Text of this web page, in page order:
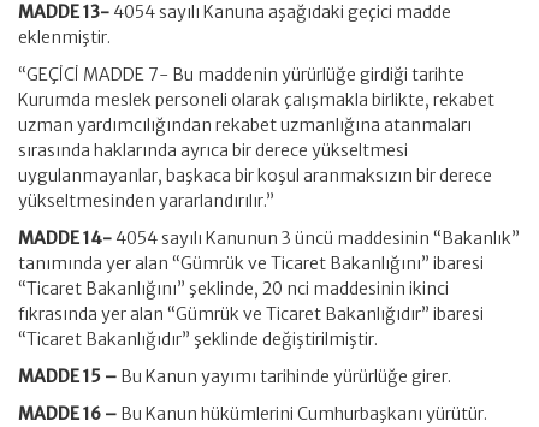
MADDE 13- 4054 sayılı Kanuna aşağıdaki geçici madde
eklenmiştir.
“GEÇİCİ MADDE 7- Bu maddenin yürürlüğe girdiği tarihte
Kurumda meslek personeli olarak çalışmakla birlikte, rekabet
uzman yardımcılığından rekabet uzmanlığına atanmaları
sırasında haklarında ayrıca bir derece yükseltmesi
uygulanmayanlar, başkaca bir koşul aranmaksızın bir derece
yükseltmesinden yararlandırılır.”
MADDE 14- 4054 sayılı Kanunun 3 üncü maddesinin “Bakanlık”
tanımında yer alan “Gümrük ve Ticaret Bakanlığını” ibaresi
“Ticaret Bakanlığını” şeklinde, 20 nci maddesinin ikinci
fıkrasında yer alan “Gümrük ve Ticaret Bakanlığıdır” ibaresi
“Ticaret Bakanlığıdır” şeklinde değiştirilmiştir.
MADDE 15 – Bu Kanun yayımı tarihinde yürürlüğe girer.
MADDE 16 – Bu Kanun hükümlerini Cumhurbaşkanı yürütür.